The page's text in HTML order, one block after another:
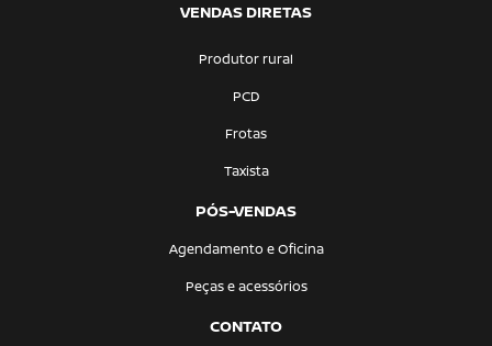
VENDAS DIRETAS
Produtor rural
PCD
Frotas
Taxista
PÓS-VENDAS
Agendamento e Oficina
Peças e acessórios
CONTATO